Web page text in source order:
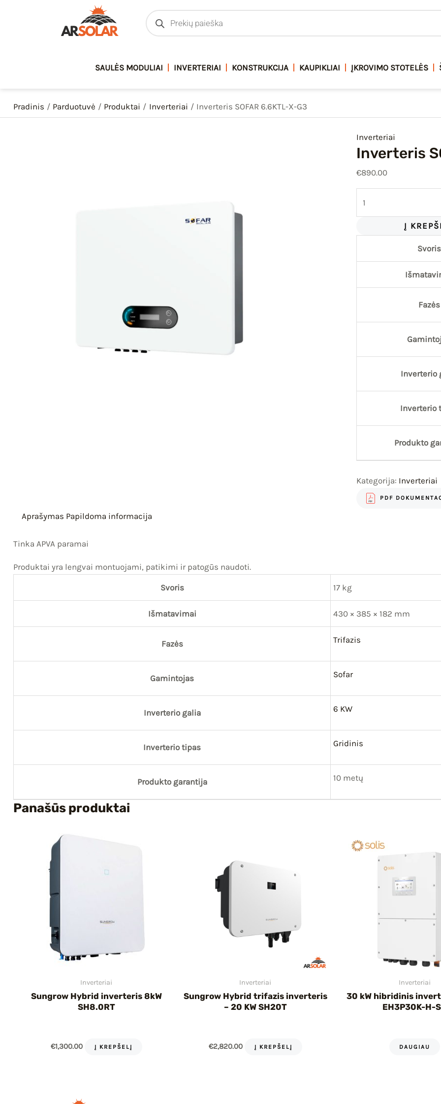
Products
search
SAULĖS MODULIAI INVERTERIAI KONSTRUKCIJA KAUPIKLIAI ĮKROVIMO STOTELĖS
Pradinis Parduotuvė Produktai Inverteriai Inverteris SOFAR 6.6KTL-X-G3
Inverteriai
Inverteris
€890.00
Inverteris
6.6KTL-
Į
Svoris
Fazės
Inverterio
Inverterio
Produkto
Kategorija: Inverteriai
PDF
Aprašymas Papildoma informacija
Tinka APVA paramai
Produktai yra lengvai montuojami, patikimi ir patogūs naudoti.
Svoris 17 kg
Išmatavimai 430 × 385 × 182 mm
Fazės Trifazis
Gamintojas Sofar
Inverterio galia 6 KW
Inverterio tipas Gridinis
Produkto garantija 10 metų
Panašūs produktai
Inverteriai
Sungrow Hybrid inverteris 8kW
SH8.0RT
€1,300.00 Į KREPŠELĮ
Inverteriai
Sungrow Hybrid trifazis inverteris
– 20 KW SH20T
€2,820.00 Į KREPŠELĮ
Inverteriai
30 kW hibridinis
EH3P30K-H-
DAUGIAU